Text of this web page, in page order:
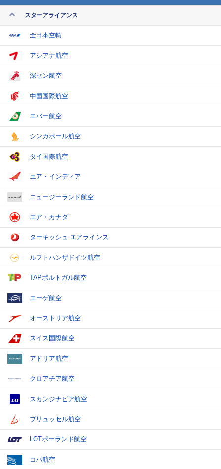
スターアライアンス
全日本空輸
アシアナ航空
深セン航空
中国国際航空
エバー航空
シンガポール航空
タイ国際航空
エア・インディア
ニュージーランド航空
エア・カナダ
ターキッシュ エアラインズ
ルフトハンザドイツ航空
TAPポルトガル航空
エーゲ航空
オーストリア航空
スイス国際航空
アドリア航空
クロアチア航空
スカンジナビア航空
ブリュッセル航空
LOTポーランド航空
コパ航空